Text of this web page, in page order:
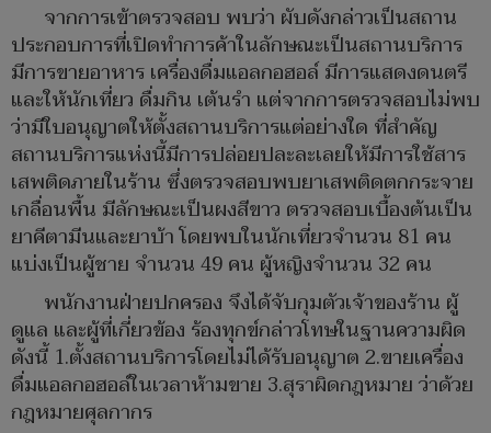
จากการเข้าตรวจสอบ พบว่า ผับดังกล่าวเป็นสถาน
ประกอบการที่เปิดทำการค้าในลักษณะเป็นสถานบริการ
มีการขายอาหาร เครื่องดื่มแอลกอฮอล์ มีการแสดงดนตรี
และให้นักเที่ยว ดื่มกิน เต้นรำ แต่จากการตรวจสอบไม่พบ
ว่ามีใบอนุญาตให้ตั้งสถานบริการแต่อย่างใด ที่สำคัญ
สถานบริการแห่งนี้มีการปล่อยปละละเลยให้มีการใช้สาร
เสพติดภายในร้าน ซึ่งตรวจสอบพบยาเสพติดตกกระจาย
เกลื่อนพื้น มีลักษณะเป็นผงสีขาว ตรวจสอบเบื้องต้นเป็น
ยาคีตามีนและยาบ้า โดยพบในนักเที่ยวจำนวน 81 คน
แบ่งเป็นผู้ชาย จำนวน 49 คน ผู้หญิงจำนวน 32 คน
พนักงานฝ่ายปกครอง จึงได้จับกุมตัวเจ้าของร้าน ผู้
ดูแล และผู้ที่เกี่ยวข้อง ร้องทุกข์กล่าวโทษในฐานความผิด
ดังนี้ 1.ตั้งสถานบริการโดยไม่ได้รับอนุญาต 2.ขายเครื่อง
ดื่มแอลกอฮอล์ในเวลาห้ามขาย 3.สุราผิดกฎหมาย ว่าด้วย
กฎหมายศุลกากร